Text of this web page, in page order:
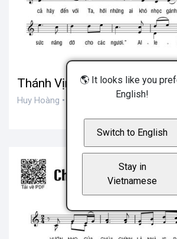
Thánh Vịnh 23, Lễ Các
Huy Hoàng • 200 views
🌎 It looks like you
English!
Switch to English
Stay in
Vietnamese